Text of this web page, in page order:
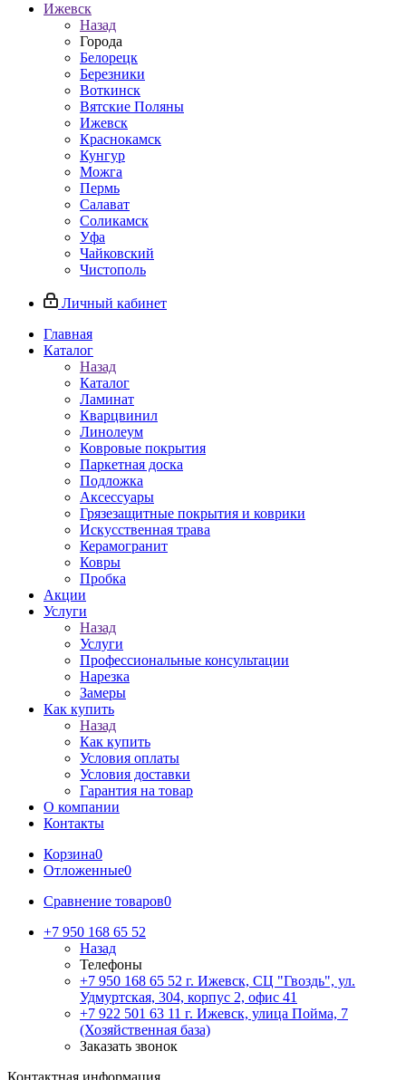
Ижевск
Назад
Города
Белорецк
Березники
Воткинск
Вятские Поляны
Ижевск
Краснокамск
Кунгур
Можга
Пермь
Салават
Соликамск
Уфа
Чайковский
Чистополь
Личный кабинет
Главная
Каталог
Назад
Каталог
Ламинат
Кварцвинил
Линолеум
Ковровые покрытия
Паркетная доска
Подложка
Аксессуары
Грязезащитные покрытия и коврики
Искусственная трава
Керамогранит
Ковры
Пробка
Акции
Услуги
Назад
Услуги
Профессиональные консультации
Нарезка
Замеры
Как купить
Назад
Как купить
Условия оплаты
Условия доставки
Гарантия на товар
О компании
Контакты
Корзина0
Отложенные0
Сравнение товаров0
+7 950 168 65 52
Назад
Телефоны
+7 950 168 65 52 г. Ижевск, СЦ "Гвоздь", ул.
Удмуртская, 304, корпус 2, офис 41
+7 922 501 63 11 г. Ижевск, улица Пойма, 7
(Хозяйственная база)
Заказать звонок
Контактная информация